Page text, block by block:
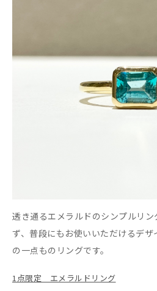
透き通るエメラルドのシンプルリ
ず、普段にもお使いいただけるデ
の一点ものリングです。
1点限定 エメラルドリング